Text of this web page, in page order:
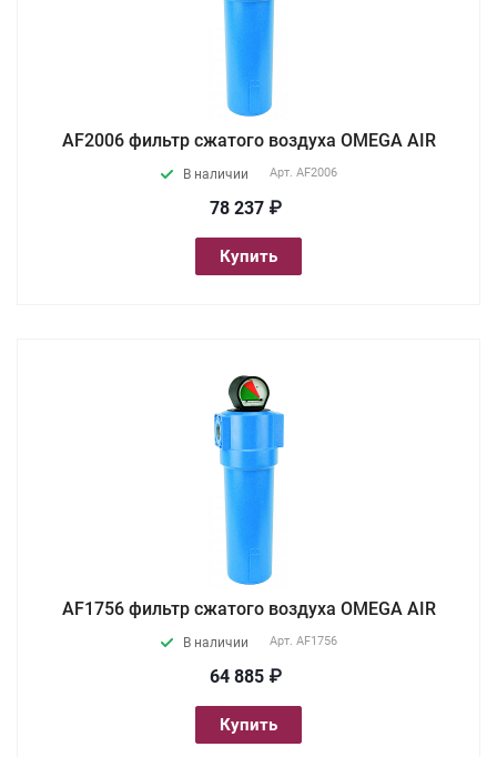
AF2006 фильтр сжатого воздуха OMEGA AIR
В наличии Арт. AF2006
78 237 ₽
Купить
AF1756 фильтр сжатого воздуха OMEGA AIR
В наличии Арт. AF1756
64 885 ₽
Купить